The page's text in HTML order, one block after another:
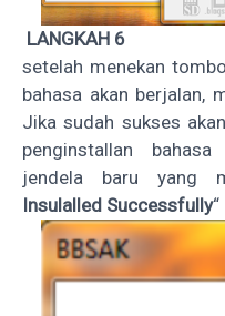
LANGKAH 6
setelah menekan
bahasa akan berjalan,
Jika sudah sukses
penginstallan
jendela baru yang
Insulalled Successfully“